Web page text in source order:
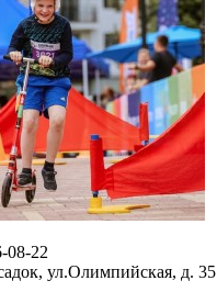
08-22
ул.Олимпийская, д. 35